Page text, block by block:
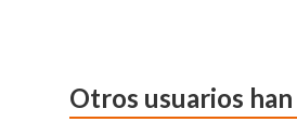
Otros usuarios